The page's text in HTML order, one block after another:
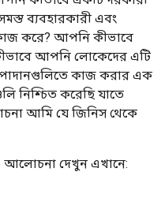
ব্যবহারকারী এবং
করে? আপনি কীভাবে
আপনি লোকেদের এটি
কাজ করার এক
নিশ্চিত করেছি যাতে
আমি যে জিনিস থেকে
দেখুন এখানে: